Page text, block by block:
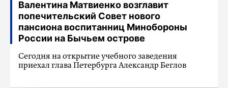
Валентина Матвиенко возглавит
попечительский Совет нового
пансиона воспитанниц Минобороны
России на Бычьем острове
Сегодня на открытие учебного заведения
приехал глава Петербурга Александр Беглов